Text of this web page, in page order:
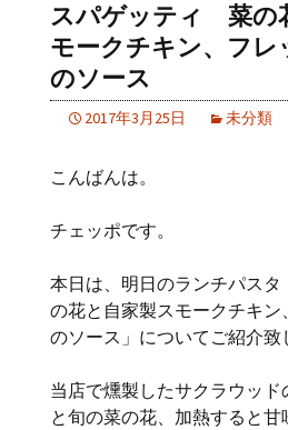
スパゲッティ 菜の
モークチキン、フレ
のソース
2017年3月25日 未分類
こんばんは。
チェッポです。
本日は、明日のランチパス
の花と自家製スモークチキン
のソース」についてご紹介致
当店で燻製したサクラウッ
と旬の菜の花、加熱すると